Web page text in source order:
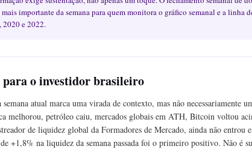
importante da semana para quem monitora o gráfico semanal e a linha
2020 e 2022.
para o investidor brasileiro
atual marca uma virada de contexto, mas não necessariamente
melhorou, petróleo caiu, mercados globais em ATH, Bitcoin voltou
de liquidez global da Formadores de Mercado, ainda não entrou
+1,8% na liquidez da semana passada foi o primeiro positivo. Não é